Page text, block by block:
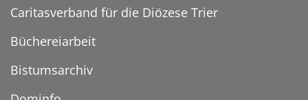
Caritasverband für die Diözese Trier
Büchereiarbeit
Bistumsarchiv